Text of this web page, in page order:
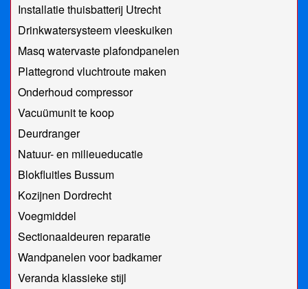
Installatie thuisbatterij Utrecht
Drinkwatersysteem vleeskuiken
Masq watervaste plafondpanelen
Plattegrond vluchtroute maken
Onderhoud compressor
Vacuümunit te koop
Deurdranger
Natuur- en milieueducatie
Blokfluitles Bussum
Kozijnen Dordrecht
Voegmiddel
Sectionaaldeuren reparatie
Wandpanelen voor badkamer
Veranda klassieke stijl